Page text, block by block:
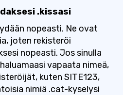
.kissasi
nopeasti. Ne ovat
joten rekisteröi
nopeasti. Jos sinulla
vapaata nimeä,
kuten SITE123,
nimiä .cat-kyselysi